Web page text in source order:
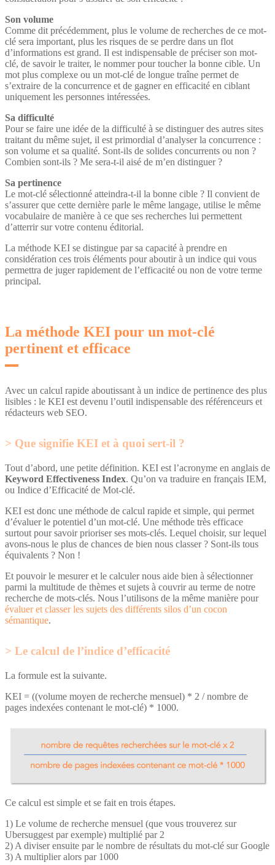
Son volume
Comme dit précédemment, plus le volume de recherches de ce mot-
clé sera important, plus les risques de se perdre dans un flot
d’informations est grand. Il est indispensable de préciser son mot-
clé, de savoir le traiter, le nommer pour toucher la bonne cible. Un
mot plus complexe ou un mot-clé de longue traîne permet de
s’extraire de la concurrence et de gagner en efficacité en ciblant
uniquement les personnes intéressées.
Sa difficulté
Pour se faire une idée de la difficulté à se distinguer des autres sites
traitant du même sujet, il est primordial d’analyser la concurrence :
son volume et sa qualité. Sont-ils de solides concurrents ou non ?
Combien sont-ils ? Me sera-t-il aisé de m’en distinguer ?
Sa pertinence
Le mot-clé sélectionné atteindra-t-il la bonne cible ? Il convient de
s’assurer que cette dernière parle le même langage, utilise le même
vocabulaire de manière à ce que ses recherches lui permettent
d’atterrir sur votre contenu éditorial.
La méthode KEI se distingue par sa capacité à prendre en
considération ces trois éléments pour aboutir à un indice qui vous
permettra de juger rapidement de l’efficacité ou non de votre terme
principal.
La méthode KEI pour un mot-clé
pertinent et efficace
Avec un calcul rapide aboutissant à un indice de pertinence des plus
lisibles : le KEI est devenu l’outil indispensable des référenceurs et
rédacteurs web SEO.
Que signifie KEI et à quoi sert-il ?
Tout d’abord, une petite définition. KEI est l’acronyme en anglais de
Keyword Effectiveness Index. Qu’on va traduire en français IEM,
ou Indice d’Efficacité de Mot-clé.
KEI est donc une méthode de calcul rapide et simple, qui permet
d’évaluer le potentiel d’un mot-clé. Une méthode très efficace
surtout pour savoir prioriser ses mots-clés. Lequel choisir, sur lequel
avons-nous le plus de chances de bien nous classer ? Sont-ils tous
équivalents ? Non !
Et pouvoir le mesurer et le calculer nous aide bien à sélectionner
parmi la multitude de thèmes et sujets à couvrir au terme de notre
recherche de mots-clés. Nous l’utilisons de la même manière pour
évaluer et classer les sujets des différents silos d’un cocon
sémantique.
Le calcul de l’indice d’efficacité
La formule est la suivante.
KEI = ((volume moyen de recherche mensuel) * 2 / nombre de
pages indexées contenant le mot-clé) * 1000.
Ce calcul est simple et se fait en trois étapes.
1) Le volume de recherche mensuel (que vous trouverez sur
Ubersuggest par exemple) multiplié par 2
2) A diviser ensuite par le nombre de résultats du mot-clé sur Google
3) A multiplier alors par 1000